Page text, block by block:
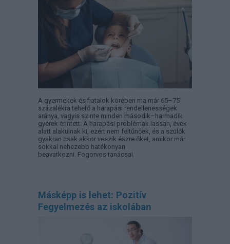
A gyermekek és fiatalok körében ma már 65–75
százalékra tehető a harapási rendellenességek
aránya, vagyis szinte minden második–harmadik
gyerek érintett. A harapási problémák lassan, évek
alatt alakulnak ki, ezért nem feltűnőek, és a szülők
gyakran csak akkor veszik észre őket, amikor már
sokkal nehezebb hatékonyan
beavatkozni. Fogorvos tanácsai.
Másképp is lehet: Pozitív
Fegyelmezés az iskolában